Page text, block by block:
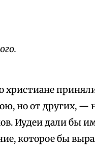
христиане
но от других, —
Иудеи дали бы
которое бы